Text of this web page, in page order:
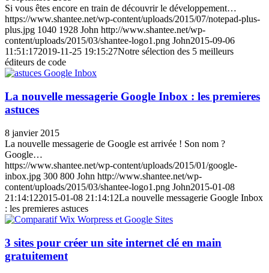
Si vous êtes encore en train de découvrir le développement…
https://www.shantee.net/wp-content/uploads/2015/07/notepad-plus-
plus.jpg 1040 1928 John http://www.shantee.net/wp-
content/uploads/2015/03/shantee-logo1.png John2015-09-06
11:51:172019-11-25 19:15:27Notre sélection des 5 meilleurs
éditeurs de code
La nouvelle messagerie Google Inbox : les premieres
astuces
8 janvier 2015
La nouvelle messagerie de Google est arrivée ! Son nom ?
Google…
https://www.shantee.net/wp-content/uploads/2015/01/google-
inbox.jpg 300 800 John http://www.shantee.net/wp-
content/uploads/2015/03/shantee-logo1.png John2015-01-08
21:14:122015-01-08 21:14:12La nouvelle messagerie Google Inbox
: les premieres astuces
3 sites pour créer un site internet clé en main
gratuitement